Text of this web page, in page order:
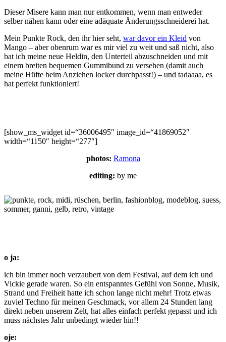
Dieser Misere kann man nur entkommen, wenn man entweder
selber nähen kann oder eine adäquate Änderungsschneiderei hat.
Mein Punkte Rock, den ihr hier seht, war davor ein Kleid von
Mango – aber obenrum war es mir viel zu weit und saß nicht, also
bat ich meine neue Heldin, den Unterteil abzuschneiden und mit
einem breiten bequemen Gummibund zu versehen (damit auch
meine Hüfte beim Anziehen locker durchpasst!) – und tadaaaa, es
hat perfekt funktioniert!
[show_ms_widget id=“36006495″ image_id=“41869052″
width=“1150″ height=“277″]
photos: Ramona
editing: by me
o ja:
ich bin immer noch verzaubert von dem Festival, auf dem ich und
Vickie gerade waren. So ein entspanntes Gefühl von Sonne, Musik,
Strand und Freiheit hatte ich schon lange nicht mehr! Trotz etwas
zuviel Techno für meinen Geschmack, vor allem 24 Stunden lang
direkt neben unserem Zelt, hat alles einfach perfekt gepasst und ich
muss nächstes Jahr unbedingt wieder hin!!
oje: